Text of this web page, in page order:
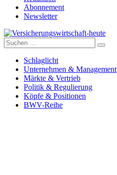
Abonnement
Newsletter
Versicherungswirtschaft-heute
Suche
nach:
Schlaglicht
Unternehmen & Management
Märkte & Vertrieb
Politik & Regulierung
Köpfe & Positionen
BWV-Reihe